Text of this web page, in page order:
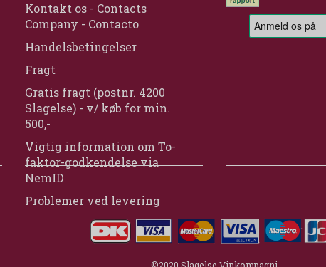
Kontakt os - Contacts
Company - Contacto
Handelsbetingelser
Fragt
Gratis fragt (postnr. 4200
Slagelse) - v/ køb for min.
500,-
Vigtig information om To-
faktor-godkendelse via
NemID
Problemer ved levering